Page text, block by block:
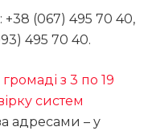
(067) 495 70 40,
495 70 40.
з 3 по 19
систем
адресами – у